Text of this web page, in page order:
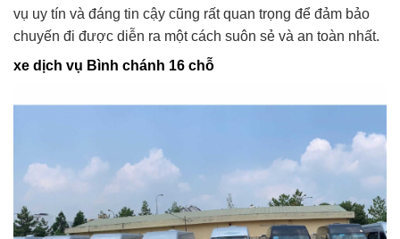
vụ uy tín và đáng tin cậy cũng rất quan trọng để đảm bảo
chuyến đi được diễn ra một cách suôn sẻ và an toàn nhất.
xe dịch vụ Bình chánh 16 chỗ